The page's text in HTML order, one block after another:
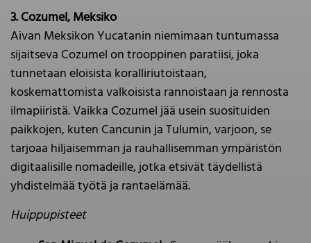
3. Cozumel, Meksiko
Aivan Meksikon Yucatanin niemimaan tuntumassa
sijaitseva Cozumel on trooppinen paratiisi, joka
tunnetaan eloisista koralliriutoistaan,
koskemattomista valkoisista rannoistaan ja rennosta
ilmapiiristä. Vaikka Cozumel jää usein suosituiden
paikkojen, kuten Cancunin ja Tulumin, varjoon, se
tarjoaa hiljaisemman ja rauhallisemman ympäristön
digitaalisille nomadeille, jotka etsivät täydellistä
yhdistelmää työtä ja rantaelämää.
Huippupisteet